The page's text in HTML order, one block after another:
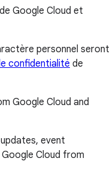
Google Cloud et
personnel seront
confidentialité de
Google Cloud and
event
Cloud from